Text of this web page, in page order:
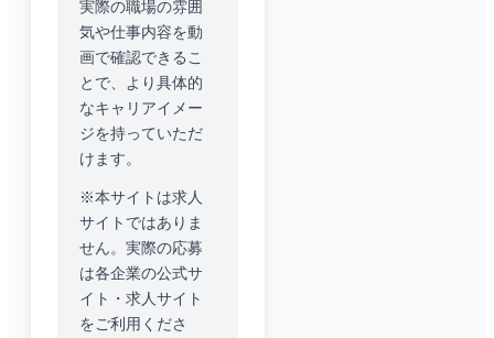
実際の職場の雰囲
気や仕事内容を動
画で確認できるこ
とで、より具体的
なキャリアイメー
ジを持っていただ
けます。
※本サイトは求人
サイトではありま
せん。実際の応募
は各企業の公式サ
イト・求人サイト
をご利用くださ